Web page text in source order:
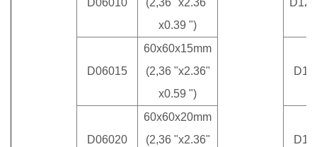
D06010
(2,36 "x2.36"
x0.39 ")
D06015
60x60x15mm
(2,36 "x2.36"
x0.59 ")
D06020
60x60x20mm
(2,36 "x2.36"